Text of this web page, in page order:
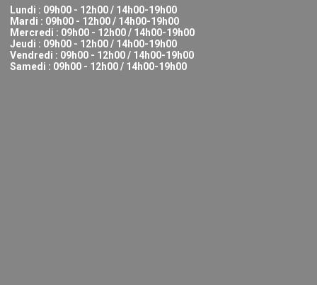
Lundi : 09h00 - 12h00 / 14h00-19h00
Mardi : 09h00 - 12h00 / 14h00-19h00
Mercredi : 09h00 - 12h00 / 14h00-19h00
Jeudi : 09h00 - 12h00 / 14h00-19h00
Vendredi : 09h00 - 12h00 / 14h00-19h00
Samedi : 09h00 - 12h00 / 14h00-19h00